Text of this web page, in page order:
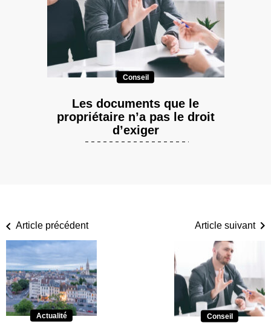
Conseil
Les documents que le
propriétaire n’a pas le droit
d’exiger
Article précédent
Actualité
Article suivant
Conseil